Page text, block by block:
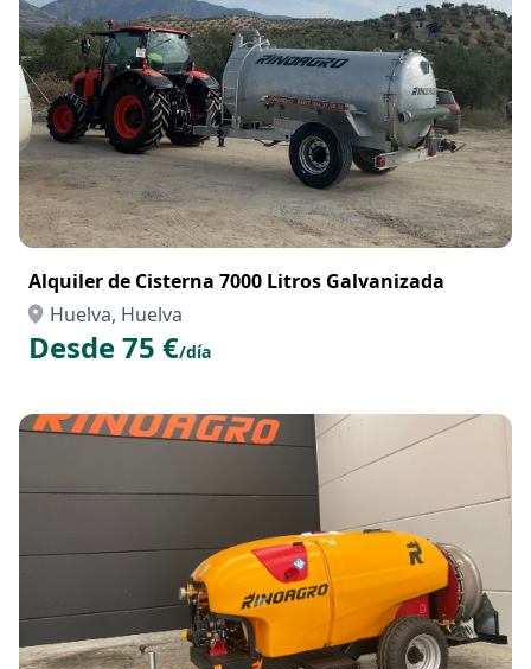
Alquiler de Cisterna 7000 Litros Galvanizada
Huelva, Huelva
Desde 75 €/día